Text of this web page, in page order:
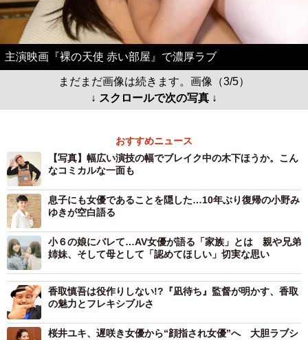
主演映画『裸の天使 赤い部屋』で濃厚ラブ
まだまだ画像は続きます。画像（3/5）
↓ スクロールで次の写真 ↓
おすすめニュース
【写真】幅広い演技の幅でブレイク中の木下ほうか。こん
なコミカルな一面も
息子にも女優であることを隠した…10年ぶり復帰の小野み
ゆきが空白語る
小６の娘にバレて…AV女優が語る「家族」とは 親や兄弟
姉妹、そして母として「認めてほしい」切実な思い
香取慎吾は役作りしない!?『凪待ち』監督が明かす、香取
の魅力とフレキシブルさ
桜井ユキ、遅咲き女優から“顔指され女優”へ 大胆ラブシ